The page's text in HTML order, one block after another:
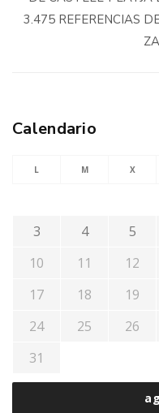
3.475 REFERENCIAS
Calendario
L M X
3
4 5
10
11 12
17
18 19
24
25 26
31